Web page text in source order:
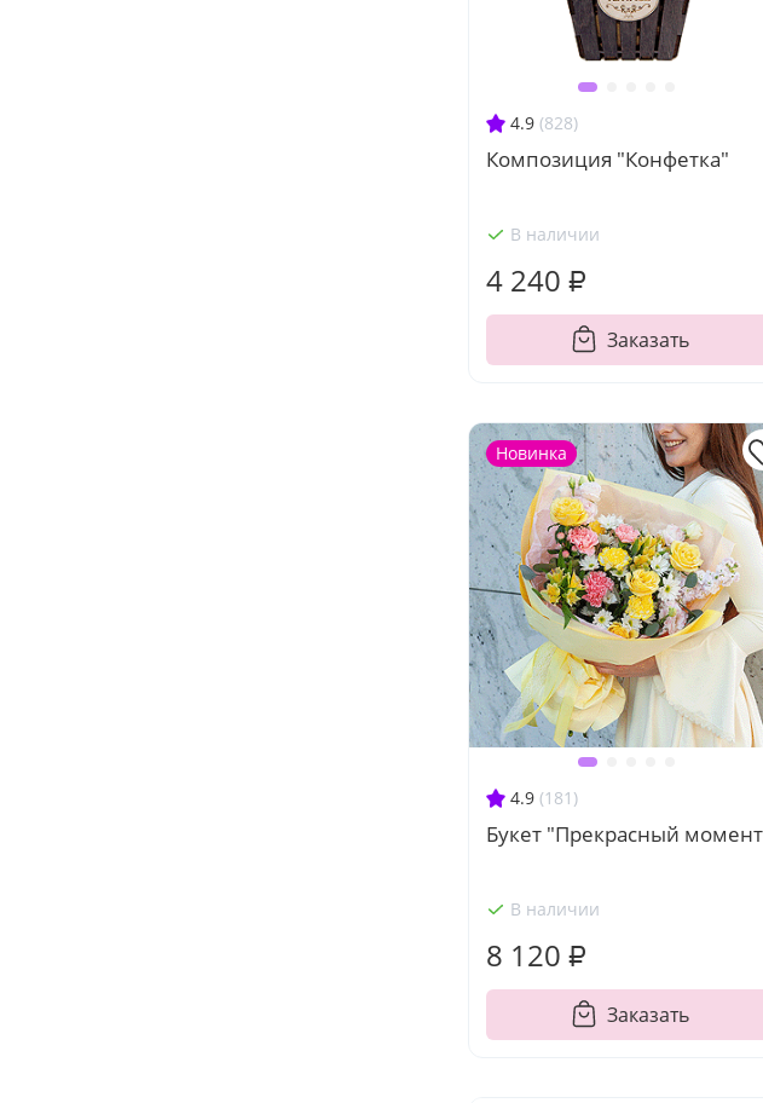
4.9 (828)
Композиция "Конфетка"
В наличии
4 240 ₽
Заказать
4.9 (181)
Букет "Прекрасный
В наличии
8 120 ₽
Заказать
Новинка